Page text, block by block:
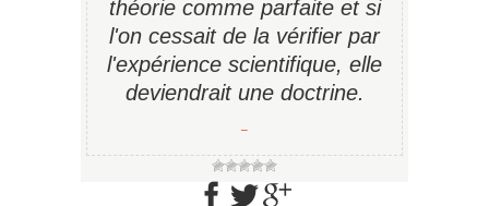
théorie comme parfaite et si
l'on cessait de la vérifier par
l'expérience scientifique, elle
deviendrait une doctrine.
−